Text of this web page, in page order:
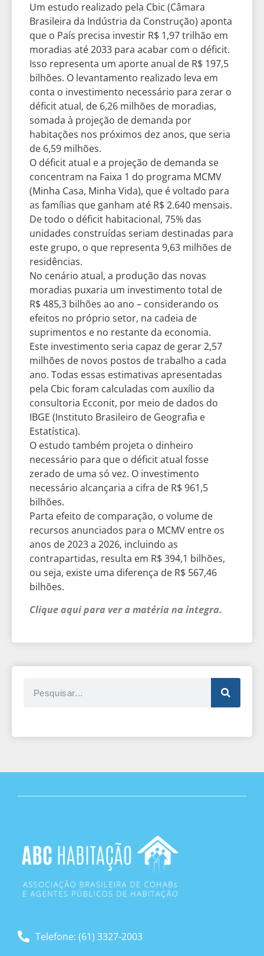
Um estudo realizado pela Cbic (Câmara
Brasileira da Indústria da Construção) aponta
que o País precisa investir R$ 1,97 trilhão em
moradias até 2033 para acabar com o déficit.
Isso representa um aporte anual de R$ 197,5
bilhões. O levantamento realizado leva em
conta o investimento necessário para zerar o
déficit atual, de 6,26 milhões de moradias,
somada à projeção de demanda por
habitações nos próximos dez anos, que seria
de 6,59 milhões.
O déficit atual e a projeção de demanda se
concentram na Faixa 1 do programa MCMV
(Minha Casa, Minha Vida), que é voltado para
as famílias que ganham até R$ 2.640 mensais.
De todo o déficit habitacional, 75% das
unidades construídas seriam destinadas para
este grupo, o que representa 9,63 milhões de
residências.
No cenário atual, a produção das novas
moradias puxaria um investimento total de
R$ 485,3 bilhões ao ano – considerando os
efeitos no próprio setor, na cadeia de
suprimentos e no restante da economia.
Este investimento seria capaz de gerar 2,57
milhões de novos postos de trabalho a cada
ano. Todas essas estimativas apresentadas
pela Cbic foram calculadas com auxílio da
consultoria Ecconit, por meio de dados do
IBGE (Instituto Brasileiro de Geografia e
Estatística).
O estudo também projeta o dinheiro
necessário para que o déficit atual fosse
zerado de uma só vez. O investimento
necessário alcançaria a cifra de R$ 961,5
bilhões.
Parta efeito de comparação, o volume de
recursos anunciados para o MCMV entre os
anos de 2023 a 2026, incluindo as
contrapartidas, resulta em R$ 394,1 bilhões,
ou seja, existe uma diferença de R$ 567,46
bilhões.
Clique aqui para ver a matéria na íntegra.
Telefone: (61) 3327-2003